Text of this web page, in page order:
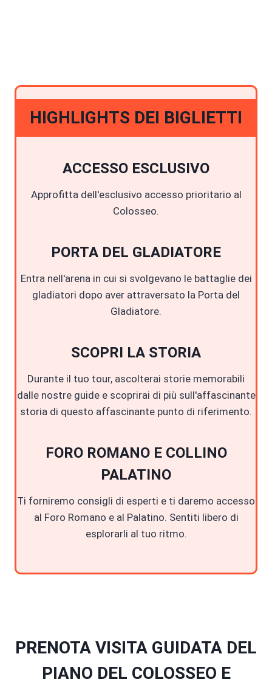
ONLINE
HIGHLIGHTS DEI BIGLIETTI
ACCESSO ESCLUSIVO
Approfitta dell'esclusivo accesso prioritario al
Colosseo.
PORTA DEL GLADIATORE
Entra nell'arena in cui si svolgevano le battaglie dei
gladiatori dopo aver attraversato la Porta del
Gladiatore.
SCOPRI LA STORIA
Durante il tuo tour, ascolterai storie memorabili
dalle nostre guide e scoprirai di più sull'affascinante
storia di questo affascinante punto di riferimento.
FORO ROMANO E COLLINO
PALATINO
Ti forniremo consigli di esperti e ti daremo accesso
al Foro Romano e al Palatino. Sentiti libero di
esplorarli al tuo ritmo.
PRENOTA VISITA GUIDATA DEL
PIANO DEL COLOSSEO E